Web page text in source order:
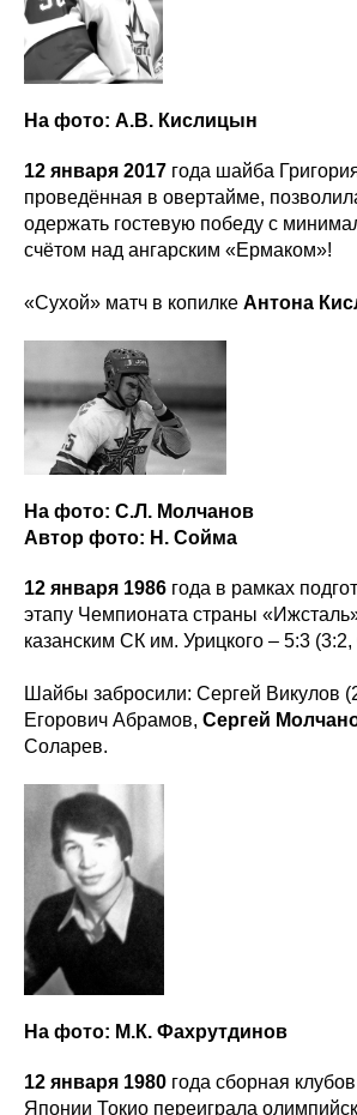
На фото: А.В. Кислицын
12 января 2017 года шайба
проведённая в овертайме,
одержать гостевую победу с
счётом над ангарским «Ермаком»!
«Сухой» матч в копилке Антона
На фото: С.Л. Молчанов
Автор фото: Н. Сойма
12 января 1986 года в рамках
этапу Чемпионата страны
казанским СК им. Урицкого – 5:3 (3:2,
Шайбы забросили: Сергей Викулов
Егорович Абрамов, Сергей
Соларев.
На фото: М.К. Фахрутдинов
12 января 1980 года сборная
Японии Токио переиграла